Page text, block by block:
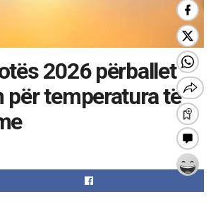
2026 përballet
për temperatura të